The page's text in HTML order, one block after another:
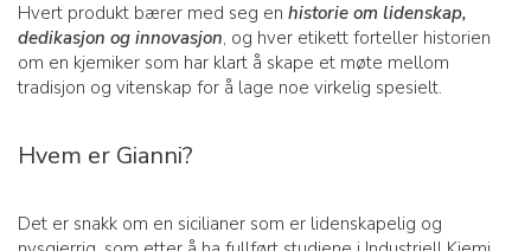
Hvert produkt bærer med seg en historie om lidenskap,
dedikasjon og innovasjon, og hver etikett forteller historien
om en kjemiker som har klart å skape et møte mellom
tradisjon og vitenskap for å lage noe virkelig spesielt.
Hvem er Gianni?
Det er snakk om en sicilianer som er lidenskapelig og